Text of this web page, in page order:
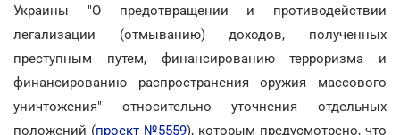
Украины "О предотвращении и противодействии
легализации (отмыванию) доходов, полученных
преступным путем, финансированию терроризма и
финансированию распространения оружия массового
уничтожения" относительно уточнения отдельных
положений (проект №5559), которым предусмотрено, что